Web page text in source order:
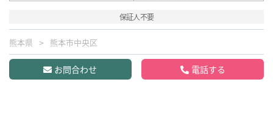
保証人不要
熊本県 熊本市中央区
お問合わせ 電話する